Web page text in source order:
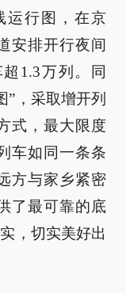
运行图，在京
安排开行夜间
1.3万列。同
”，采取增开列
式，最大限度
车如同一条条
方与家乡紧密
了最可靠的底
，切实美好出